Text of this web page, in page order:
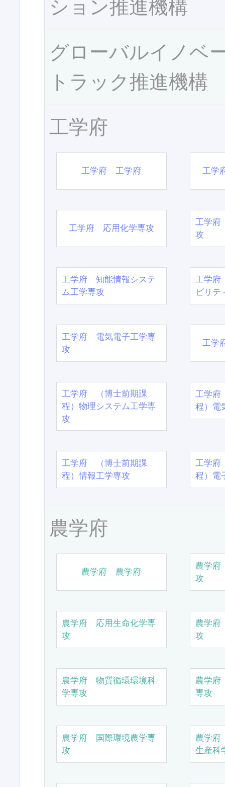
ション推進機構
グローバルイノベ
トラック推進機構
工学府
工学府 工学府 工学
工学府 応用化学専攻
工学府
攻
工学府 知能情報システ
ム工学専攻
工学府
ビリテ
工学府 電気電子工学専
攻
工学
工学府 （博士前期課
程）物理システム工学専
攻
工学
程）電
工学府 （博士前期課
程）情報工学専攻
工学
程）電
農学府
農学府 農学府
農学
攻
農学府 応用生命化学専
攻
農学
攻
農学府 物質循環環境科
学専攻
農学
専攻
農学府 国際環境農学専
攻
農学
生産科